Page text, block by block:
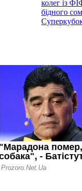
колег із
бідного
01.06.26 22:30
Фанатська
невдахи:
ім'ям
01.06.26 14:43
Луїс
три титули
ОК, нам
покращити